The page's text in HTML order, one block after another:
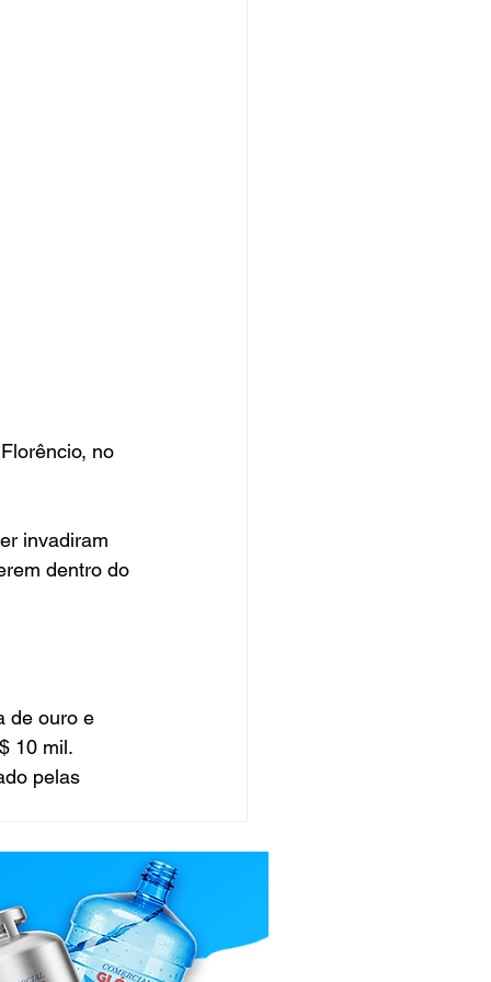
no
invadiram
dentro do
de ouro e
10 mil.
pelas